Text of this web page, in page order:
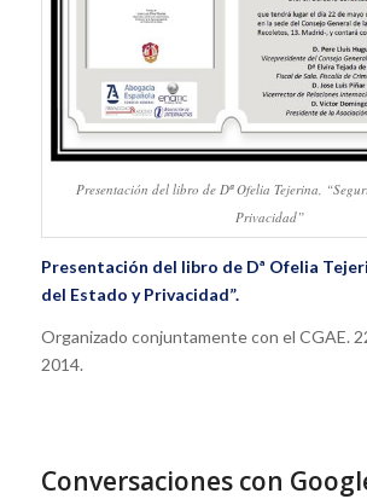
Presentación del libro de Dª Ofelia Tejerina,
Privacidad”
Presentación del libro de Dª Ofelia
del Estado y Privacidad”.
Organizado conjuntamente con el CGAE.
2014.
Conversaciones con